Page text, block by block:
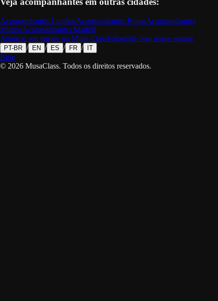
Acompanhantes LondonAcompanhantes RomaAcompanhantes
MilanoAcompanhantes Madrid
Anuncie seu ensaio no Musa ClassFotografe com nossa equipe
PT-BR / EN / ES / FR / IT
Blog
© 2026 MusaClass. Todos os direitos reservados.